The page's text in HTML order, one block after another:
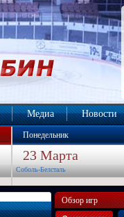
Медиа Новости
Понедельник
23 Марта
Соболь-Белсталь
Обзор игр